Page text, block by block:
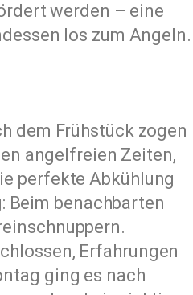
werden – eine
los zum Angeln.
dem Frühstück zogen
angelfreien Zeiten,
perfekte Abkühlung
Beim benachbarten
Erfahrungen
ging es nach